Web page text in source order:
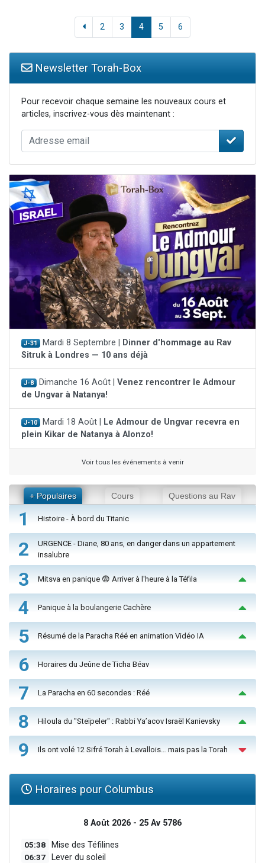
2 3 4 5 6
Newsletter Torah-Box
Pour recevoir chaque semaine les nouveaux cours et
articles, inscrivez-vous dès maintenant :
J-31 Mardi 8 Septembre |
Dinner d'hommage au Rav
Sitruk à Londres — 10 ans déjà
J-8 Dimanche 16 Août | Venez rencontrer le Admour
de Ungvar à Natanya!
J-10 Mardi 18 Août |
Le Admour de Ungvar recevra en
plein Kikar de Natanya à Alonzo!
Voir tous les événements à venir
+ Populaires Cours Questions au Rav
1 Histoire - À bord du Titanic
2
URGENCE - Diane, 80 ans, en danger dans un appartement
insalubre
3 Mitsva en panique 😨 Arriver à l'heure à la Téfila
4 Panique à la boulangerie Cachère
5 Résumé de la Paracha Réé en animation Vidéo IA
6 Horaires du Jeûne de Ticha Béav
7 La Paracha en 60 secondes : Réé
8 Hiloula du "Steïpeler" : Rabbi Ya’acov Israël Kanievsky
9 Ils ont volé 12 Sifré Torah à Levallois… mais pas la Torah
Horaires pour Columbus
8 Août 2026 - 25 Av 5786
05:38 Mise des Téfilines
06:37 Lever du soleil